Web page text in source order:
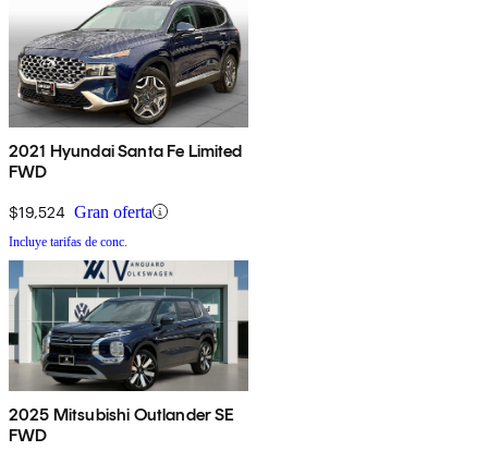
2021 Hyundai Santa Fe Limited
FWD
$19,524 Gran oferta
Incluye tarifas de conc.
2025 Mitsubishi Outlander SE
FWD